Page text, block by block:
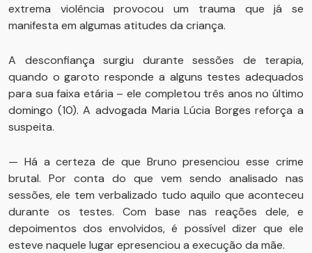
extrema violência provocou um trauma que já se
manifesta em algumas atitudes da criança.
A desconfiança surgiu durante sessões de terapia,
quando o garoto responde a alguns testes adequados
para sua faixa etária – ele completou três anos no último
domingo (10). A advogada Maria Lúcia Borges reforça a
suspeita.
— Há a certeza de que Bruno presenciou esse crime
brutal. Por conta do que vem sendo analisado nas
sessões, ele tem verbalizado tudo aquilo que aconteceu
durante os testes. Com base nas reações dele, e
depoimentos dos envolvidos, é possível dizer que ele
esteve naquele lugar epresenciou a execução da mãe.